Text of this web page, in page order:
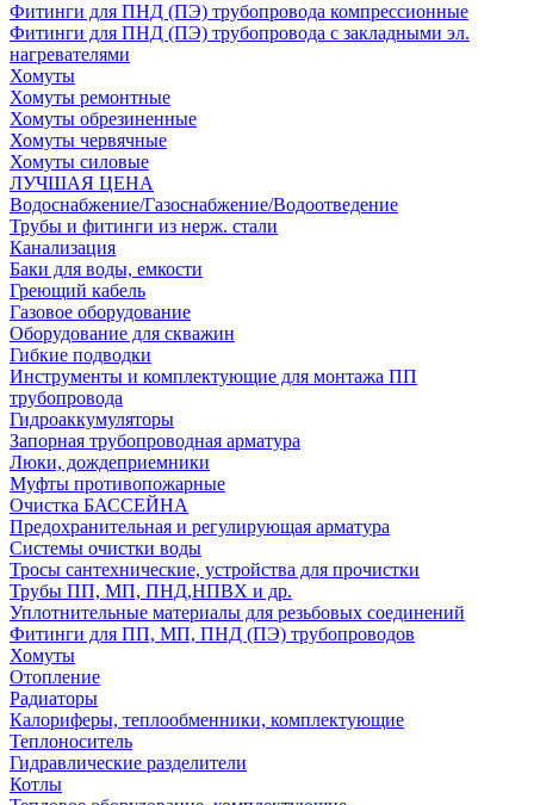
Фитинги для ПНД (ПЭ) трубопровода компрессионные
Фитинги для ПНД (ПЭ) трубопровода с закладными эл.
нагревателями
Хомуты
Хомуты ремонтные
Хомуты обрезиненные
Хомуты червячные
Хомуты силовые
ЛУЧШАЯ ЦЕНА
Водоснабжение/Газоснабжение/Водоотведение
Трубы и фитинги из нерж. стали
Канализация
Баки для воды, емкости
Греющий кабель
Газовое оборудование
Оборудование для скважин
Гибкие подводки
Инструменты и комплектующие для монтажа ПП
трубопровода
Гидроаккумуляторы
Запорная трубопроводная арматура
Люки, дождеприемники
Муфты противопожарные
Очистка БАССЕЙНА
Предохранительная и регулирующая арматура
Системы очистки воды
Тросы сантехнические, устройства для прочистки
Трубы ПП, МП, ПНД,НПВХ и др.
Уплотнительные материалы для резьбовых соединений
Фитинги для ПП, МП, ПНД (ПЭ) трубопроводов
Хомуты
Отопление
Радиаторы
Калориферы, теплообменники, комплектующие
Теплоноситель
Гидравлические разделители
Котлы